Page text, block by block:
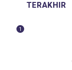
TERAKHIR
1